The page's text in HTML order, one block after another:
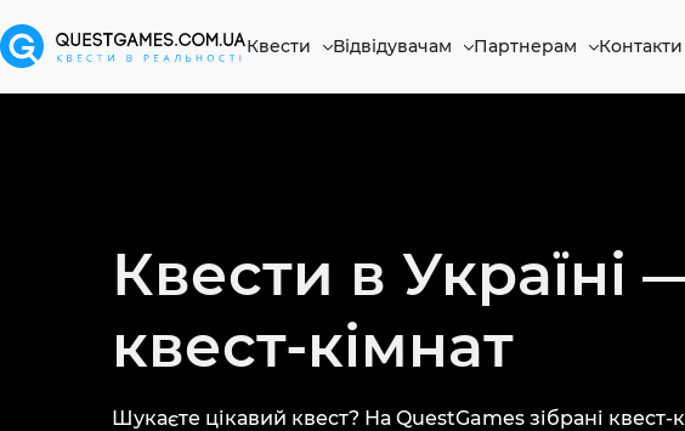
Квести Відвідувачам Партнерам Контакти
Квести в Україні
квест-кімнат
Шукаєте цікавий квест? На QuestGames зібрані квест-